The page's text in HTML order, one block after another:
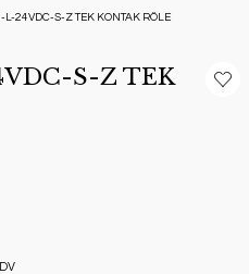
L-24VDC-S-Z TEK KONTAK RÖLE
S-Z TEK